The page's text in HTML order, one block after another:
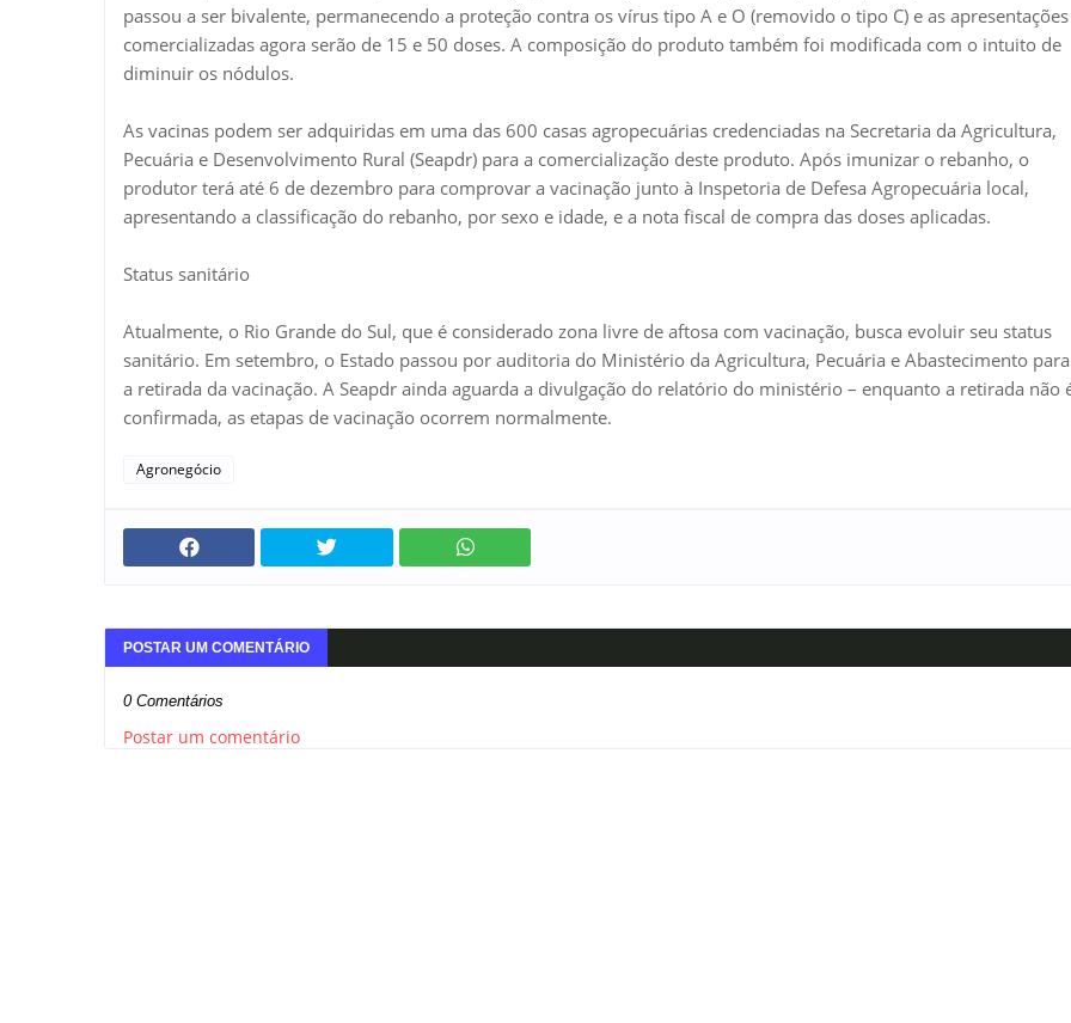
passou a ser bivalente, permanecendo a proteção contra os vírus tipo A e O (removido o tipo C) e as apresentações
comercializadas agora serão de 15 e 50 doses. A composição do produto também foi modificada com o intuito de
diminuir os nódulos.
As vacinas podem ser adquiridas em uma das 600 casas agropecuárias credenciadas na Secretaria da Agricultura,
Pecuária e Desenvolvimento Rural (Seapdr) para a comercialização deste produto. Após imunizar o rebanho, o
produtor terá até 6 de dezembro para comprovar a vacinação junto à Inspetoria de Defesa Agropecuária local,
apresentando a classificação do rebanho, por sexo e idade, e a nota fiscal de compra das doses aplicadas.
Status sanitário
Atualmente, o Rio Grande do Sul, que é considerado zona livre de aftosa com vacinação, busca evoluir seu status
sanitário. Em setembro, o Estado passou por auditoria do Ministério da Agricultura, Pecuária e Abastecimento para
a retirada da vacinação. A Seapdr ainda aguarda a divulgação do relatório do ministério – enquanto a retirada não
confirmada, as etapas de vacinação ocorrem normalmente.
Agronegócio
POSTAR UM COMENTÁRIO
0 Comentários
Postar um comentário